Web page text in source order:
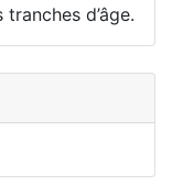
d’âge.